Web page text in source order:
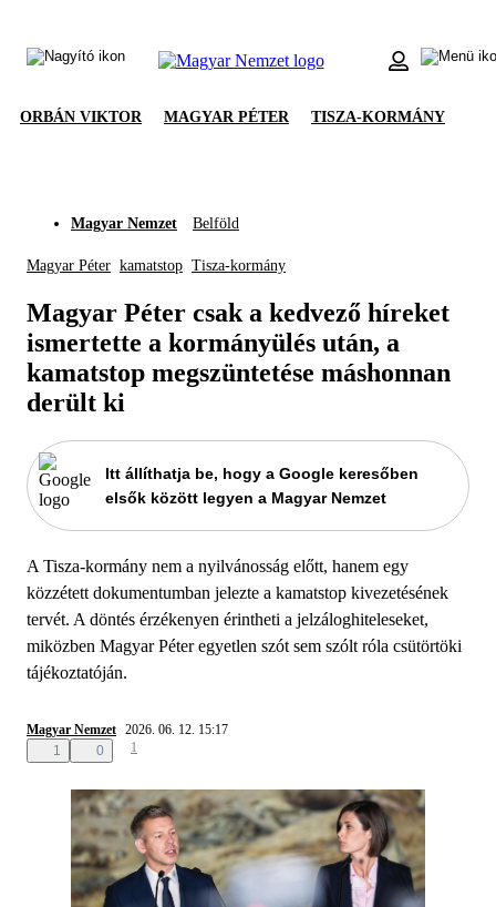
ORBÁN VIKTOR MAGYAR PÉTER TISZA-KORMÁNY
Magyar Nemzet Belföld
Magyar Péter kamatstop Tisza-kormány
Magyar Péter csak a kedvező híreket
ismertette a kormányülés után, a
kamatstop megszüntetése máshonnan
derült ki
Itt állíthatja be, hogy a Google keresőben
elsők között legyen a Magyar Nemzet
A Tisza-kormány nem a nyilvánosság előtt, hanem egy
közzétett dokumentumban jelezte a kamatstop kivezetésének
tervét. A döntés érzékenyen érintheti a jelzáloghiteleseket,
miközben Magyar Péter egyetlen szót sem szólt róla csütörtöki
tájékoztatóján.
Magyar Nemzet 2026. 06. 12. 15:17
1
0 1